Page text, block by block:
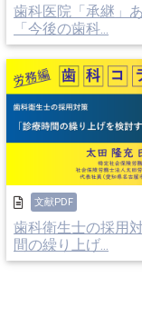
お伝えしたいと
時期です。
いのですが、基
もらえる歯科医
ると補充採用が
持って活動する
いものです。
歯科医院「承継」
「今後の歯科...
文献PDF
歯科衛生士の採用
間の繰り上げ...